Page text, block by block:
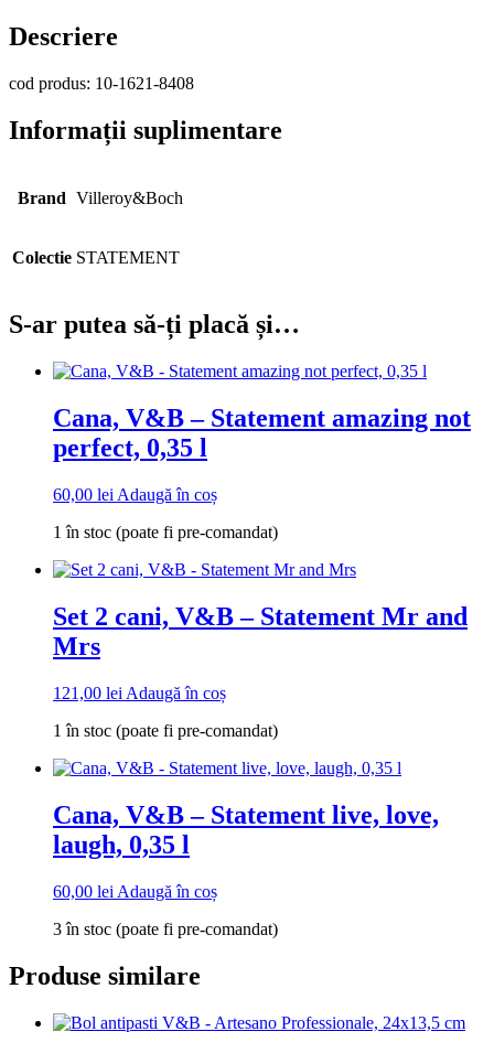
Descriere
cod produs: 10-1621-8408
Informații suplimentare
Brand Villeroy&Boch
Colectie STATEMENT
S-ar putea să-ți placă și…
Cana, V&B – Statement amazing not
perfect, 0,35 l
60,00 lei Adaugă în coș
1 în stoc (poate fi pre-comandat)
Set 2 cani, V&B – Statement Mr and
Mrs
121,00 lei Adaugă în coș
1 în stoc (poate fi pre-comandat)
Cana, V&B – Statement live, love,
laugh, 0,35 l
60,00 lei Adaugă în coș
3 în stoc (poate fi pre-comandat)
Produse similare